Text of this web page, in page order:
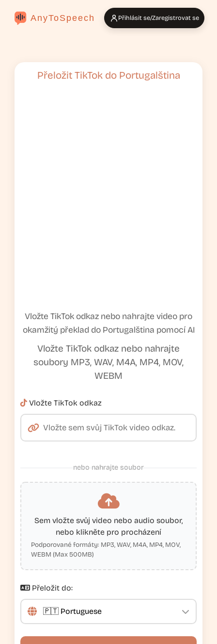
AnyToSpeech Přihlásit se/Zaregistrovat se
Přeložit TikTok do Portugalština
Vložte TikTok odkaz nebo nahrajte video pro
okamžitý překlad do Portugalština pomocí AI
Vložte TikTok odkaz nebo nahrajte
soubory MP3, WAV, M4A, MP4, MOV,
WEBM
Vložte TikTok odkaz
nebo nahrajte soubor
Sem vložte svůj video nebo audio soubor,
nebo klikněte pro procházení
Podporované formáty: MP3, WAV, M4A, MP4, MOV,
WEBM (Max 500MB)
Přeložit do: